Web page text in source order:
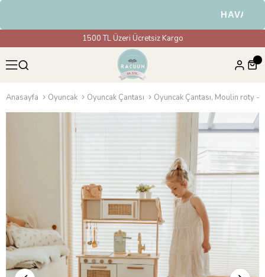
HAVALE &
1500 TL Üzeri Ücretsiz Kargo
Anasayfa Oyuncak Oyuncak Çantası Oyuncak Çantası, Moulin roty -